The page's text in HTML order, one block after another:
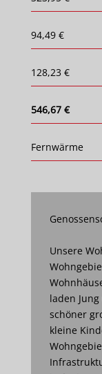
94,49 €
128,23 €
546,67 €
Fernwärme
Unsere
laden
schöner
kleine